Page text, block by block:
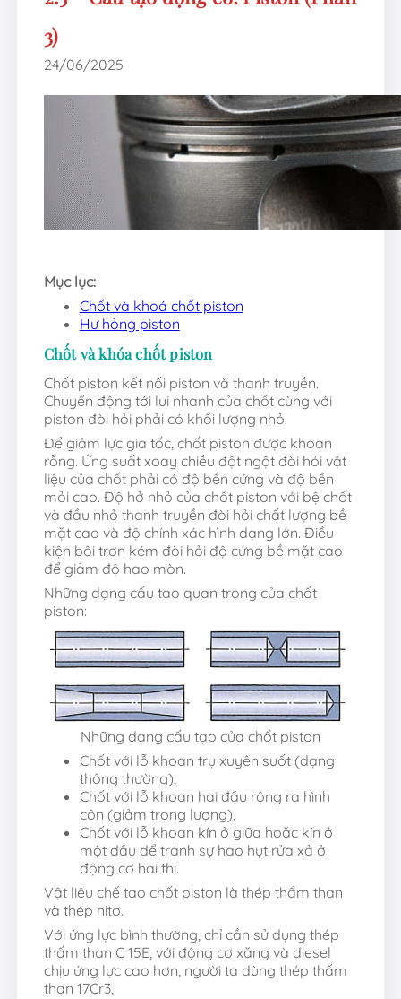
3)
24/06/2025
Mục lục:
Chốt và khoá chốt piston
Hư hỏng piston
Chốt và khóa chốt piston
Chốt piston kết nối piston và thanh truyền.
Chuyển động tới lui nhanh của chốt cùng với
piston đòi hỏi phải có khối lượng nhỏ.
Để giảm lực gia tốc, chốt piston được khoan
rỗng. Ứng suất xoay chiều đột ngột đòi hỏi vật
liệu của chốt phải có độ bền cứng và độ bền
mỏi cao. Độ hở nhỏ của chốt piston với bệ chốt
và đầu nhỏ thanh truyền đòi hỏi chất lượng bề
mặt cao và độ chính xác hình dạng lớn. Điều
kiện bôi trơn kém đòi hỏi độ cứng bề mặt cao
để giảm độ hao mòn.
Những dạng cấu tạo quan trọng của chốt
piston:
Những dạng cấu tạo của chốt piston
Chốt với lỗ khoan trụ xuyên suốt (dạng
thông thường),
Chốt với lỗ khoan hai đầu rộng ra hình
côn (giảm trọng lượng),
Chốt với lỗ khoan kín ở giữa hoặc kín ở
một đầu để tránh sự hao hụt rửa xả ở
động cơ hai thì.
Vật liệu chế tạo chốt piston là thép thẩm than
và thép nitơ.
Với ứng lực bình thường, chỉ cần sử dụng thép
thấm than C 15E, với động cơ xăng và diesel
chịu ứng lực cao hơn, người ta dùng thép thấm
than 17Cr3,